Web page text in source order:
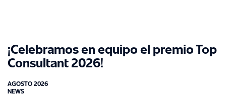
NOTICIAS
NOTICIAS
¡Celebramos en equipo el premio Top
Consultant 2026!
AGOSTO 2026
NEWS